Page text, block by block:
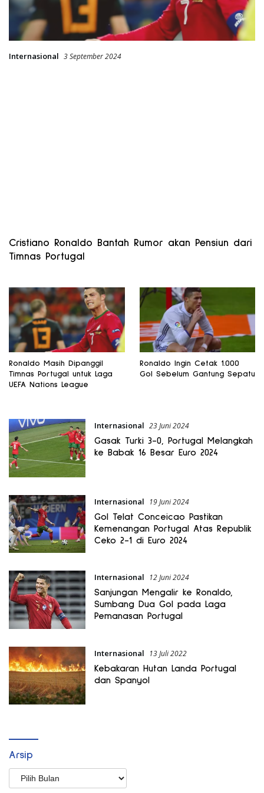
Internasional 3 September 2024
Cristiano Ronaldo Bantah Rumor akan Pensiun dari
Timnas Portugal
Ronaldo Masih Dipanggil
Timnas Portugal untuk Laga
UEFA Nations League
Ronaldo Ingin Cetak 1.000
Gol Sebelum Gantung Sepatu
Internasional 23 Juni 2024
Gasak Turki 3-0, Portugal Melangkah
ke Babak 16 Besar Euro 2024
Internasional 19 Juni 2024
Gol Telat Conceicao Pastikan
Kemenangan Portugal Atas Republik
Ceko 2-1 di Euro 2024
Internasional 12 Juni 2024
Sanjungan Mengalir ke Ronaldo,
Sumbang Dua Gol pada Laga
Pemanasan Portugal
Internasional 13 Juli 2022
Kebakaran Hutan Landa Portugal
dan Spanyol
Arsip
Arsip